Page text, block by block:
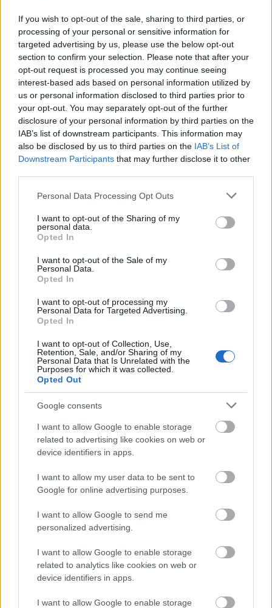
If you wish to opt-out of the sale, sharing to third parties, or
processing of your personal or sensitive information for
targeted advertising by us, please use the below opt-out
section to confirm your selection. Please note that after your
opt-out request is processed you may continue seeing
interest-based ads based on personal information utilized by
us or personal information disclosed to third parties prior to
your opt-out. You may separately opt-out of the further
disclosure of your personal information by third parties on the
IAB’s list of downstream participants. This information may
also be disclosed by us to third parties on the IAB’s List of
Downstream Participants that may further disclose it to other
Please note that this website/app uses one or more Google
not limited to your visit or usage behaviour. You may click to
grant or deny consent to Google and its third-party tags to
use your data for below specified purposes in below Google
consent section.
Personal Data Processing Opt Outs
I want to opt-out of the Sharing of my
personal data.
Opted In
I want to opt-out of the Sale of my
Personal Data.
Opted In
I want to opt-out of processing my
Personal Data for Targeted Advertising.
Opted In
I want to opt-out of Collection, Use,
Retention, Sale, and/or Sharing of my
Personal Data that Is Unrelated with the
Purposes for which it was collected.
Opted Out
Google consents
I want to allow Google to enable storage
related to advertising like cookies on web or
device identifiers in apps.
I want to allow my user data to be sent to
Google for online advertising purposes.
I want to allow Google to send me
personalized advertising.
I want to allow Google to enable storage
related to analytics like cookies on web or
device identifiers in apps.
I want to allow Google to enable storage
της
Η Βικτόρια ήταν η κόρη που απέκτησε ο Τόμι Λι
Τζόουνς από τον δεύτερο γάμο του με την
Κίμπερλι Κλόουλι, με την οποία ήταν
παντρεμένος από το 1981 έως το 1996. Εκτός από
τη Βικτόρια, ο ηθοποιός έχει ακόμα έναν γιο, τον
42χρονοΌστιν Λέοναρντ Τζόουνς, ο οποίος
ακολουθεί επίσης καριέρα στον χώρο της μουσικής
και της υποκριτικής. Η οικογένεια Τζόουνς, που
από τα πρωτοσέλιδα, έρχεται τώρα αντιμέτωπη με
αυτή την τραγωδία, ενώ φίλοι και συνάδελφοι από
τον χώρο του κινηματογράφου στέλνουν τα